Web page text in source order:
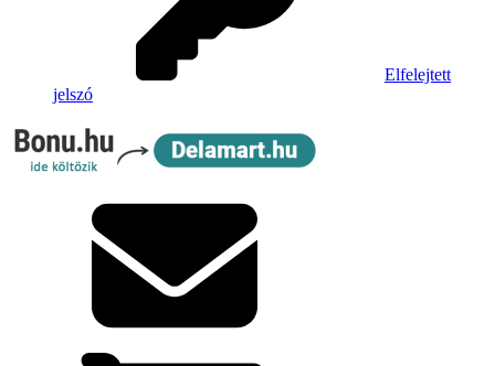
Elfelejtett
jelszó